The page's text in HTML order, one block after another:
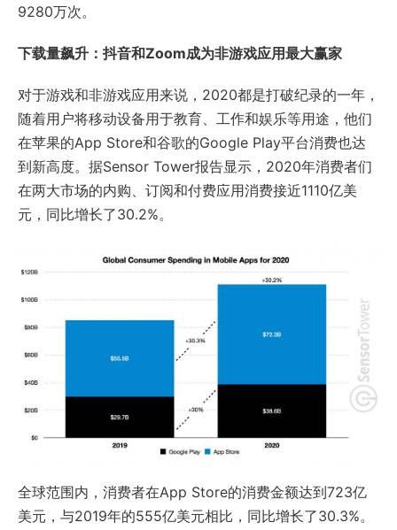
9280万次。
下载量飙升：抖音和Zoom成为非游戏应用最大赢家
对于游戏和非游戏应用来说，2020都是打破纪录的一年，
随着用户将移动设备用于教育、工作和娱乐等用途，他们
在苹果的App Store和谷歌的Google Play平台消费也达
到新高度。据Sensor Tower报告显示，2020年消费者们
在两大市场的内购、订阅和付费应用消费接近1110亿美
元，同比增长了30.2%。
全球范围内，消费者在App Store的消费金额达到723亿
美元，与2019年的555亿美元相比，同比增长了30.3%。